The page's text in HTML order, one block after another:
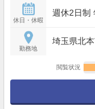
休日・休暇
週休2日制
勤務地
埼玉県北
閲覧状況